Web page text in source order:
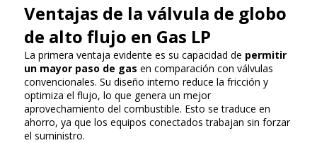
Ventajas de la válvula de globo
de alto flujo en Gas LP
La primera ventaja evidente es su capacidad de permitir
un mayor paso de gas en comparación con válvulas
convencionales. Su diseño interno reduce la fricción y
optimiza el flujo, lo que genera un mejor
aprovechamiento del combustible. Esto se traduce en
ahorro, ya que los equipos conectados trabajan sin forzar
el suministro.